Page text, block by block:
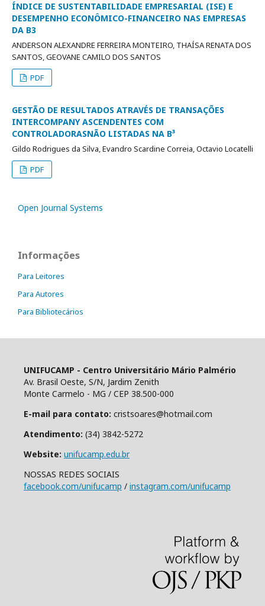
ÍNDICE DE SUSTENTABILIDADE EMPRESARIAL (ISE) E
DESEMPENHO ECONÔMICO-FINANCEIRO NAS EMPRESAS
DA B3
ANDERSON ALEXANDRE FERREIRA MONTEIRO, THAÍSA RENATA DOS
SANTOS, GEOVANE CAMILO DOS SANTOS
PDF
GESTÃO DE RESULTADOS ATRAVÉS DE TRANSAÇÕES
INTERCOMPANY ASCENDENTES COM
CONTROLADORASNÃO LISTADAS NA B³
Gildo Rodrigues da Silva, Evandro Scardine Correia, Octavio Locatelli
PDF
Open Journal Systems
Informações
Para Leitores
Para Autores
Para Bibliotecários
UNIFUCAMP - Centro Universitário Mário Palmério
Av. Brasil Oeste, S/N, Jardim Zenith
Monte Carmelo - MG / CEP 38.500-000
E-mail para contato: cristsoares@hotmail.com
Atendimento: (34) 3842-5272
Website: unifucamp.edu.br
NOSSAS REDES SOCIAIS
facebook.com/unifucamp / instagram.com/unifucamp